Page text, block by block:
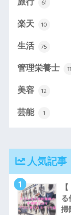
旅行 61
楽天 10
生活 75
管理栄養士 11
美容 12
芸能 1
人気記事
1
る
掃